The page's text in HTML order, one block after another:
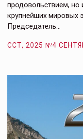
продовольствием, но
крупнейших мировых
Председатель…
ССТ, 2025 №4